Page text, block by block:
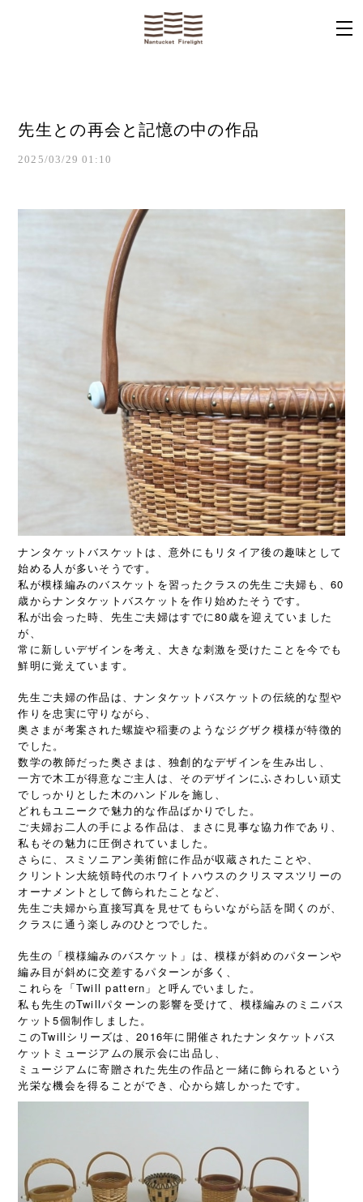
先生との再会と記憶の中の作品
2025/03/29 01:10
ナンタケットバスケットは、意外にもリタイア後の趣味として
始める人が多いそうです。
私が模様編みのバスケットを習ったクラスの先生ご夫婦も、60
歳からナンタケットバスケットを作り始めたそうです。
私が出会った時、先生ご夫婦はすでに80歳を迎えていました
が、
常に新しいデザインを考え、大きな刺激を受けたことを今でも
鮮明に覚えています。
先生ご夫婦の作品は、ナンタケットバスケットの伝統的な型や
作りを忠実に守りながら、
奥さまが考案された螺旋や稲妻のようなジグザク模様が特徴的
でした。
数学の教師だった奥さまは、独創的なデザインを生み出し、
一方で木工が得意なご主人は、そのデザインにふさわしい頑丈
でしっかりとした木のハンドルを施し、
どれもユニークで魅力的な作品ばかりでした。
ご夫婦お二人の手による作品は、まさに見事な協力作であり、
私もその魅力に圧倒されていました。
さらに、スミソニアン美術館に作品が収蔵されたことや、
クリントン大統領時代のホワイトハウスのクリスマスツリーの
オーナメントとして飾られたことなど、
先生ご夫婦から直接写真を見せてもらいながら話を聞くのが、
クラスに通う楽しみのひとつでした。
先生の「模様編みのバスケット」は、模様が斜めのパターンや
編み目が斜めに交差するパターンが多く、
これらを「Twill pattern」と呼んでいました。
私も先生のTwillパターンの影響を受けて、模様編みのミニバス
ケット5個制作しました。
このTwillシリーズは、2016年に開催されたナンタケットバス
ケットミュージアムの展示会に出品し、
ミュージアムに寄贈された先生の作品と一緒に飾られるという
光栄な機会を得ることができ、心から嬉しかったです。